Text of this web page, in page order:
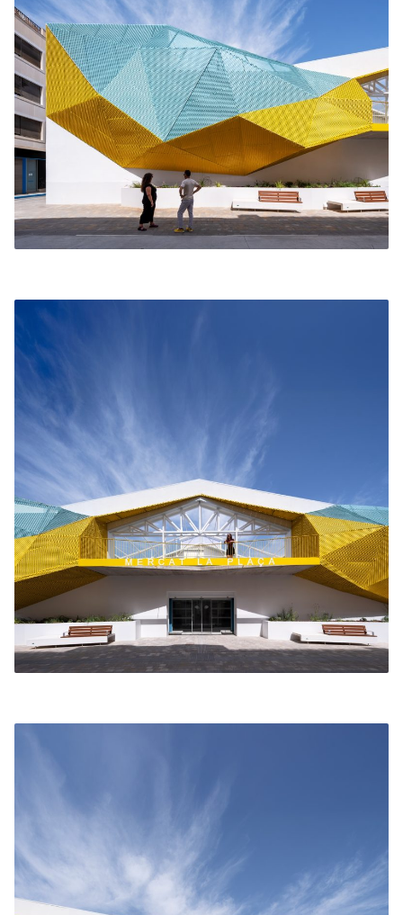
al edificio de un carácter propio llenando de color
sus calles e incorporando iluminación LED RGB
para poder modificar su color cuando así lo requiera
el Ayuntamiento en eventos especiales o festivos.
La propuesta requería mantener los puestos
originales y se actúo en el resto de elementos del
edificio, sin tocar dichos puestos, manteniendo su
distribución y aspecto originales.
Respecto a la fachada Sur del edificio, proponemos
poder integrar dos mensajes según el sentido de
lectura de su geometría. Por un lado, cuando
caminas recorriendo la fachada se puede leer
«Mercat Novelda» y por otro lado se diseñó un
mural en vinilo con elementos locales de relevancia
y productos típicos de venta y consumo en el
mercado.
Se intervino también en la peatonalización de la
Calle Almoina, con el descubrimiento durante las
obras de restos arqueológicos provenientes de la
antigua fábrica de armas que fue este edificio en el
pasado. Se propuso por parte del Ayuntamiento el
marcado de la huella de estos muros en el suelo y
la instalación de paneles informativos.
infantiles, etc… quedando relegada la intervención
en esta calle a una serie de bancos y jardineras
para el descanso y uso de la calle.
En cuanto a la planta superior, la idea era clara: Al